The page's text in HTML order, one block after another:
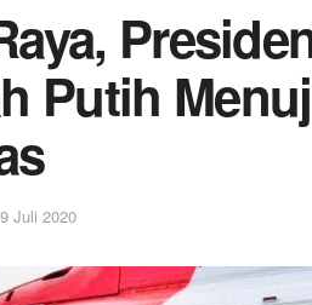
Putih
9 Juli 2020